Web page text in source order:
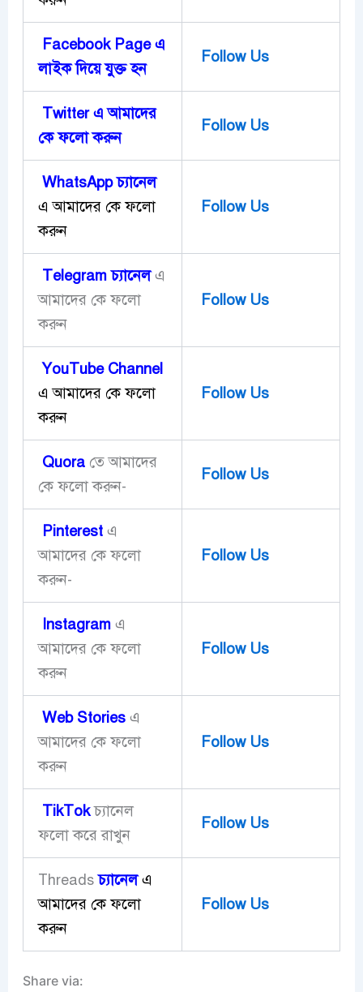
Facebook Page এ
লাইক দিয়ে ‍যুক্ত হন
Follow Us
Twitter এ আমাদের
কে ফলো করুন
Follow Us
WhatsApp চ্যানেল
এ আমাদের কে ফলো
করুন
Follow Us
Telegram চ্যানেলএ
আমাদের কে ফলো
করুন
Follow Us
YouTube Channel
এ আমাদের কে ফলো
করুন
Follow Us
Quora তে আমাদের
কে ফলো করুন-
Follow Us
Pinterest এ
আমাদের কে ফলো
করুন-
Follow Us
Instagram এ
আমাদের কে ফলো
করুন
Follow Us
Web Stories এ
আমাদের কে ফলো
করুন
Follow Us
TikTok চ্যানেল
ফলো করে রাখুন
Follow Us
Threadsচ্যানেলএ
আমাদের কে ফলো
করুন
Follow Us
Share via: